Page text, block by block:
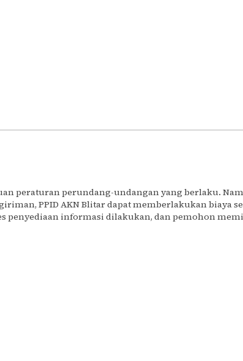
peraturan perundang-undangan yang berlaku.
PPID AKN Blitar dapat memberlakukan biaya
penyediaan informasi dilakukan, dan pemohon